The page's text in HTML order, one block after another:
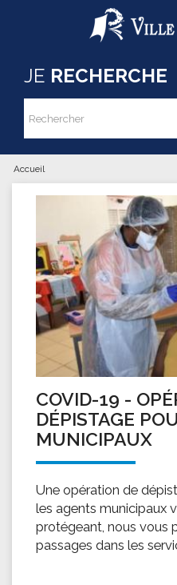
Aller au contenu principal
JE RECHERCHE
Formulaire
Rechercher
Vous êtes ici
Accueil
COVID-19 -
DÉPISTAGE
MUNICIPAUX
Une opération de
les agents municipaux
protégeant, nous vous
passages dans les